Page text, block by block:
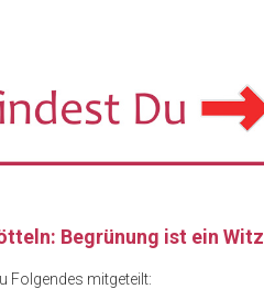
Begrünung ist ein Witz
Folgendes mitgeteilt: